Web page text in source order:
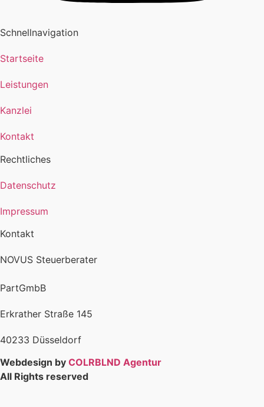
Schnellnavigation
Startseite
Leistungen
Kanzlei
Kontakt
Rechtliches
Datenschutz
Impressum
Kontakt
NOVUS Steuerberater
PartGmbB
Erkrather Straße 145
40233 Düsseldorf
Webdesign by COLRBLND Agentur
All Rights reserved